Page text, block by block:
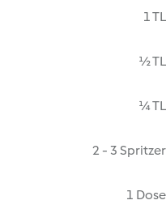
1 TL
½ TL
¼ TL
2 - 3 Spritzer
1 Dose